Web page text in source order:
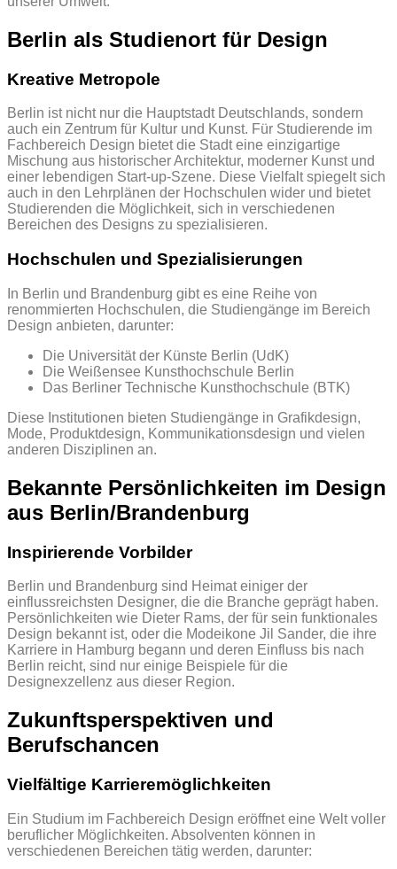
Berlin als Studienort für Design
Kreative Metropole
Berlin ist nicht nur die Hauptstadt Deutschlands, sondern
auch ein Zentrum für Kultur und Kunst. Für Studierende im
Fachbereich Design bietet die Stadt eine einzigartige
Mischung aus historischer Architektur, moderner Kunst und
einer lebendigen Start-up-Szene. Diese Vielfalt spiegelt sich
auch in den Lehrplänen der Hochschulen wider und bietet
Studierenden die Möglichkeit, sich in verschiedenen
Bereichen des Designs zu spezialisieren.
Hochschulen und Spezialisierungen
In Berlin und Brandenburg gibt es eine Reihe von
renommierten Hochschulen, die Studiengänge im Bereich
Design anbieten, darunter:
Die Universität der Künste Berlin (UdK)
Die Weißensee Kunsthochschule Berlin
Das Berliner Technische Kunsthochschule (BTK)
Diese Institutionen bieten Studiengänge in Grafikdesign,
Mode, Produktdesign, Kommunikationsdesign und vielen
anderen Disziplinen an.
Bekannte Persönlichkeiten im Design
aus Berlin/Brandenburg
Inspirierende Vorbilder
Berlin und Brandenburg sind Heimat einiger der
einflussreichsten Designer, die die Branche geprägt haben.
Persönlichkeiten wie Dieter Rams, der für sein funktionales
Design bekannt ist, oder die Modeikone Jil Sander, die ihre
Karriere in Hamburg begann und deren Einfluss bis nach
Berlin reicht, sind nur einige Beispiele für die
Designexzellenz aus dieser Region.
Zukunftsperspektiven und
Berufschancen
Vielfältige Karrieremöglichkeiten
Ein Studium im Fachbereich Design eröffnet eine Welt voller
beruflicher Möglichkeiten. Absolventen können in
verschiedenen Bereichen tätig werden, darunter: